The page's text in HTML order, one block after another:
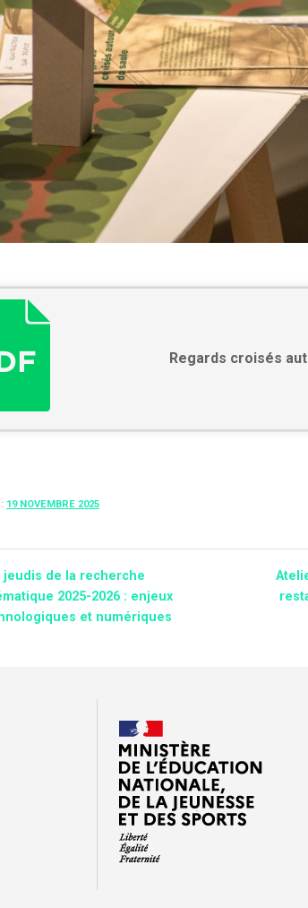
Regards croisés
19 NOVEMBRE 2025
jeudis de la recherche
2025-2026 : enjeux
et numériques